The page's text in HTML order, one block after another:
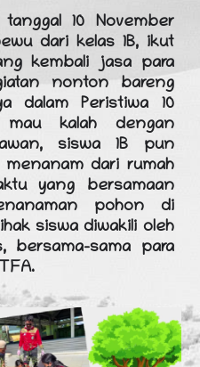
10 November
dari kelas 1B, ikut
kembali jasa para
nonton bareng
dalam Peristiwa 10
kalah dengan
siswa 1B pun
dari rumah
yang bersamaan
pohon di
siswa diwakili oleh
bersama-sama para